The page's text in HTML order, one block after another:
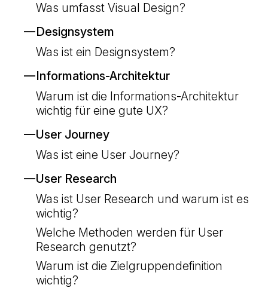
Was umfasst Visual Design?
Designsystem
Was ist ein Designsystem?
Informations-Architektur
Warum ist die Informations-Architektur
wichtig für eine gute UX?
User Journey
Was ist eine User Journey?
User Research
Was ist User Research und warum ist es
wichtig?
Welche Methoden werden für User
Research genutzt?
Warum ist die Zielgruppendefinition
wichtig?